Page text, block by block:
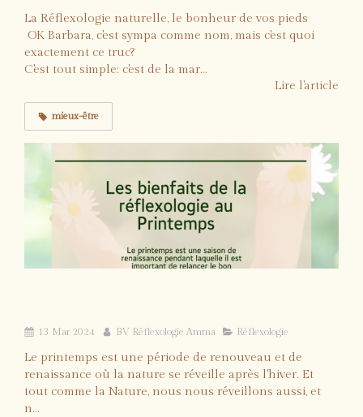
La Réflexologie naturelle, le bonheur de vos pieds
OK Barbara, c'est sympa comme nom, mais c'est quoi
exactement ce truc?
C'est tout simple: c'est de la mar...
Lire l'article
mieux-être
13 Mar 2024 BV Réflexologie Amma Réflexologie
Le printemps est une période de renouveau et de
renaissance où la nature se réveille après l'hiver. Et
tout comme la Nature, nous nous réveillons aussi, et
n...